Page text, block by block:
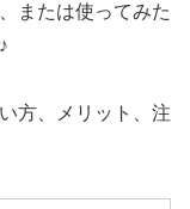
または使ってみた
方、メリット、注